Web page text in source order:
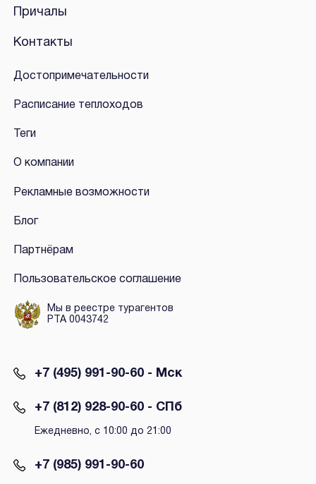
Причалы
Контакты
Достопримечательности
Расписание теплоходов
Теги
О компании
Рекламные возможности
Блог
Партнёрам
Пользовательское соглашение
Мы в реестре турагентов
РТА 0043742
+7 (495) 991-90-60 - Мск
+7 (812) 928-90-60 - СПб
Ежедневно, с 10:00 до 21:00
+7 (985) 991-90-60